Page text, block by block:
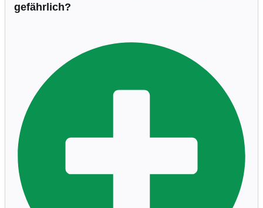
gefährlich?